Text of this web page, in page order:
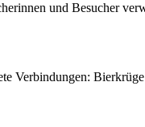
und Besucher
Verbindungen: